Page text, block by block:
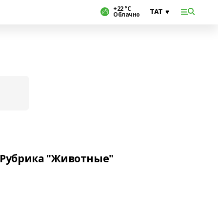
+22 °С
Облачно
Рубрика "Животные"